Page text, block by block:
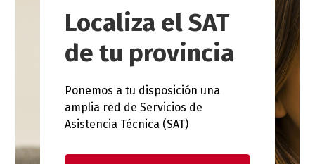
Localiza el SAT
de tu provincia
Ponemos a tu disposición una
amplia red de Servicios de
Asistencia Técnica (SAT)